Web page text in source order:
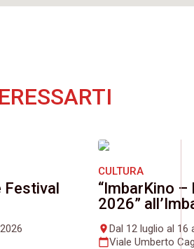
Festival
CULTURA
“ImbarKino –
2026”
placeDal 12 luglio al 16
calendar_todayViale Umberto